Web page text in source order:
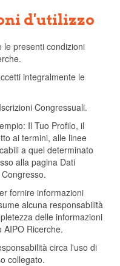
d'utilizzo
le presenti condizioni
integralmente le
Congressuali.
Il Tuo Profilo, il
ai termini, alle linee
a quel determinato
alla pagina Dati
fornire informazioni
alcuna responsabilità
delle informazioni
AIPO Ricerche.
circa l'uso di
collegato.